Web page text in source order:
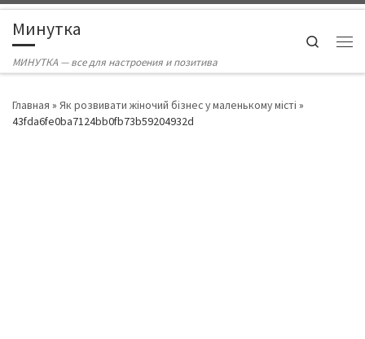
Skip to content
Минутка
МИНУТКА — все для настроения и позитива
Search
Главная » Як розвивати жіночий бізнес у маленькому місті »
43fda6fe0ba7124bb0fb73b59204932d